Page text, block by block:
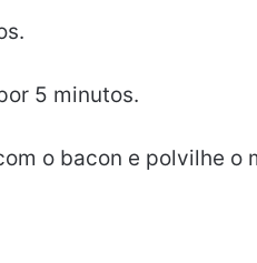
5 minutos.
o bacon e polvilhe o